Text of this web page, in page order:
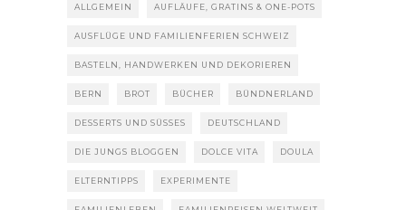
ALLGEMEIN AUFLÄUFE, GRATINS & ONE-POTS
AUSFLÜGE UND FAMILIENFERIEN SCHWEIZ
BASTELN, HANDWERKEN UND DEKORIEREN
BERN BROT BÜCHER BÜNDNERLAND
DESSERTS UND SÜSSES DEUTSCHLAND
DIE JUNGS BLOGGEN DOLCE VITA DOULA
ELTERNTIPPS EXPERIMENTE